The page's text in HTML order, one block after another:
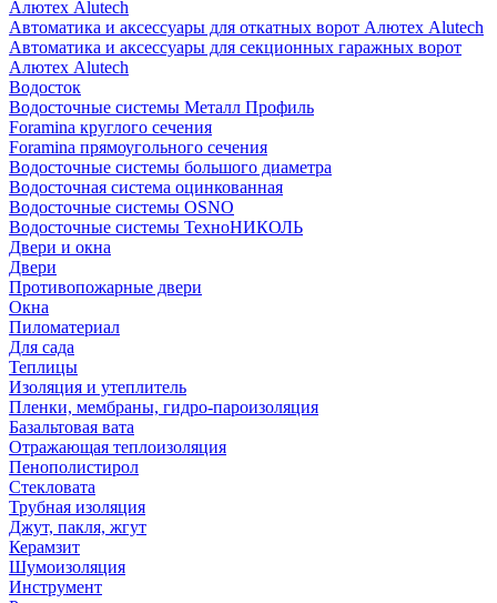
Алютех Alutech
Автоматика и аксессуары для откатных ворот Алютех Alutech
Автоматика и аксессуары для секционных гаражных ворот
Алютех Alutech
Водосток
Водосточные системы Металл Профиль
Foramina круглого сечения
Foramina прямоугольного сечения
Водосточные системы большого диаметра
Водосточная система оцинкованная
Водосточные системы OSNO
Водосточные системы ТехноНИКОЛЬ
Двери и окна
Двери
Противопожарные двери
Окна
Пиломатериал
Для сада
Теплицы
Изоляция и утеплитель
Пленки, мембраны, гидро-пароизоляция
Базальтовая вата
Отражающая теплоизоляция
Пенополистирол
Стекловата
Трубная изоляция
Джут, пакля, жгут
Керамзит
Шумоизоляция
Инструмент